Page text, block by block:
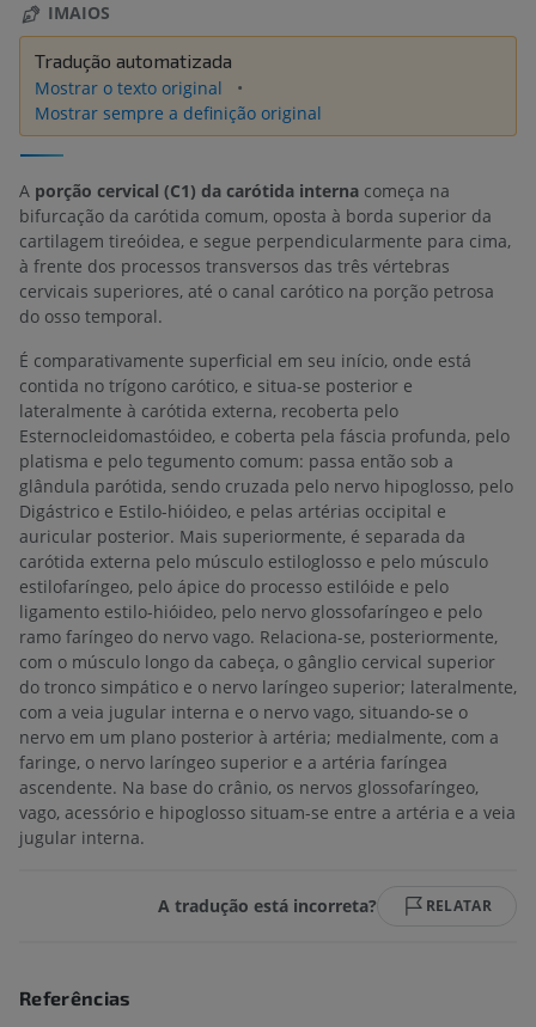
IMAIOS
Tradução automatizada
Mostrar o texto original
Mostrar sempre a definição original
A porção cervical (C1) da carótida interna começa na
bifurcação da carótida comum, oposta à borda superior da
cartilagem tireóidea, e segue perpendicularmente para cima,
à frente dos processos transversos das três vértebras
cervicais superiores, até o canal carótico na porção petrosa
do osso temporal.
É comparativamente superficial em seu início, onde está
contida no trígono carótico, e situa-se posterior e
lateralmente à carótida externa, recoberta pelo
Esternocleidomastóideo, e coberta pela fáscia profunda, pelo
platisma e pelo tegumento comum: passa então sob a
glândula parótida, sendo cruzada pelo nervo hipoglosso, pelo
Digástrico e Estilo-hióideo, e pelas artérias occipital e
auricular posterior. Mais superiormente, é separada da
carótida externa pelo músculo estiloglosso e pelo músculo
estilofaríngeo, pelo ápice do processo estilóide e pelo
ligamento estilo-hióideo, pelo nervo glossofaríngeo e pelo
ramo faríngeo do nervo vago. Relaciona-se, posteriormente,
com o músculo longo da cabeça, o gânglio cervical superior
do tronco simpático e o nervo laríngeo superior; lateralmente,
com a veia jugular interna e o nervo vago, situando-se o
nervo em um plano posterior à artéria; medialmente, com a
faringe, o nervo laríngeo superior e a artéria faríngea
ascendente. Na base do crânio, os nervos glossofaríngeo,
vago, acessório e hipoglosso situam-se entre a artéria e a veia
jugular interna.
A tradução está incorreta? RELATAR
Referências